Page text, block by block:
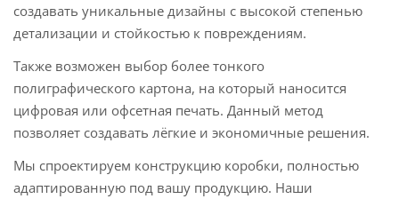
создавать уникальные дизайны с высокой степенью
детализации и стойкостью к повреждениям.
Также возможен выбор более тонкого
полиграфического картона, на который наносится
цифровая или офсетная печать. Данный метод
позволяет создавать лёгкие и экономичные решения.
Мы спроектируем конструкцию коробки, полностью
адаптированную под вашу продукцию. Наши